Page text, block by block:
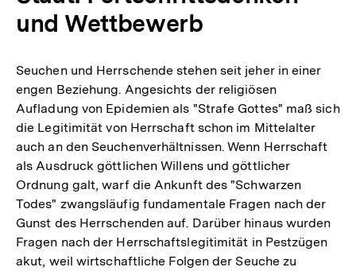
und Wettbewerb
Seuchen und Herrschende stehen seit jeher in einer
engen Beziehung. Angesichts der religiösen
Aufladung von Epidemien als "Strafe Gottes" maß sich
die Legitimität von Herrschaft schon im Mittelalter
auch an den Seuchenverhältnissen. Wenn Herrschaft
als Ausdruck göttlichen Willens und göttlicher
Ordnung galt, warf die Ankunft des "Schwarzen
Todes" zwangsläufig fundamentale Fragen nach der
Gunst des Herrschenden auf. Darüber hinaus wurden
Fragen nach der Herrschaftslegitimität in Pestzügen
akut, weil wirtschaftliche Folgen der Seuche zu